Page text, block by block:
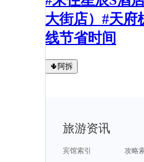
大街店）#天府
线节省时间
🌵阿拆
旅游资讯
宾馆索引
攻略